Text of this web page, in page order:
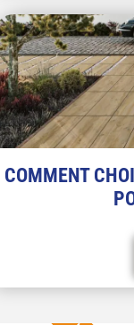
COMMENT